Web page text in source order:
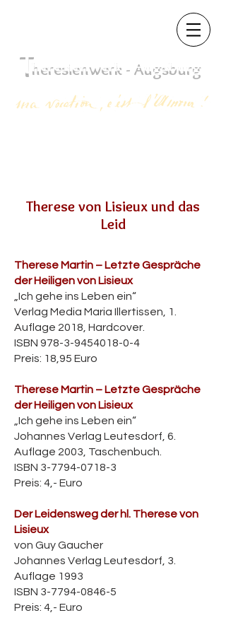
Theresienwerk - Augsburg
Therese von Lisieux und das
Leid
Therese Martin – Letzte Gespräche
der Heiligen von Lisieux
„Ich gehe ins Leben ein“
Verlag Media Maria Illertissen, 1.
Auflage 2018, Hardcover.
ISBN 978-3-9454018-0-4
Preis: 18,95 Euro
Therese Martin – Letzte Gespräche
der Heiligen von Lisieux
„Ich gehe ins Leben ein“
Johannes Verlag Leutesdorf, 6.
Auflage 2003, Taschenbuch.
ISBN 3-7794-0718-3
Preis: 4,- Euro
Der Leidensweg der hl. Therese von
Lisieux
von Guy Gaucher
Johannes Verlag Leutesdorf, 3.
Auflage 1993
ISBN 3-7794-0846-5
Preis: 4,- Euro